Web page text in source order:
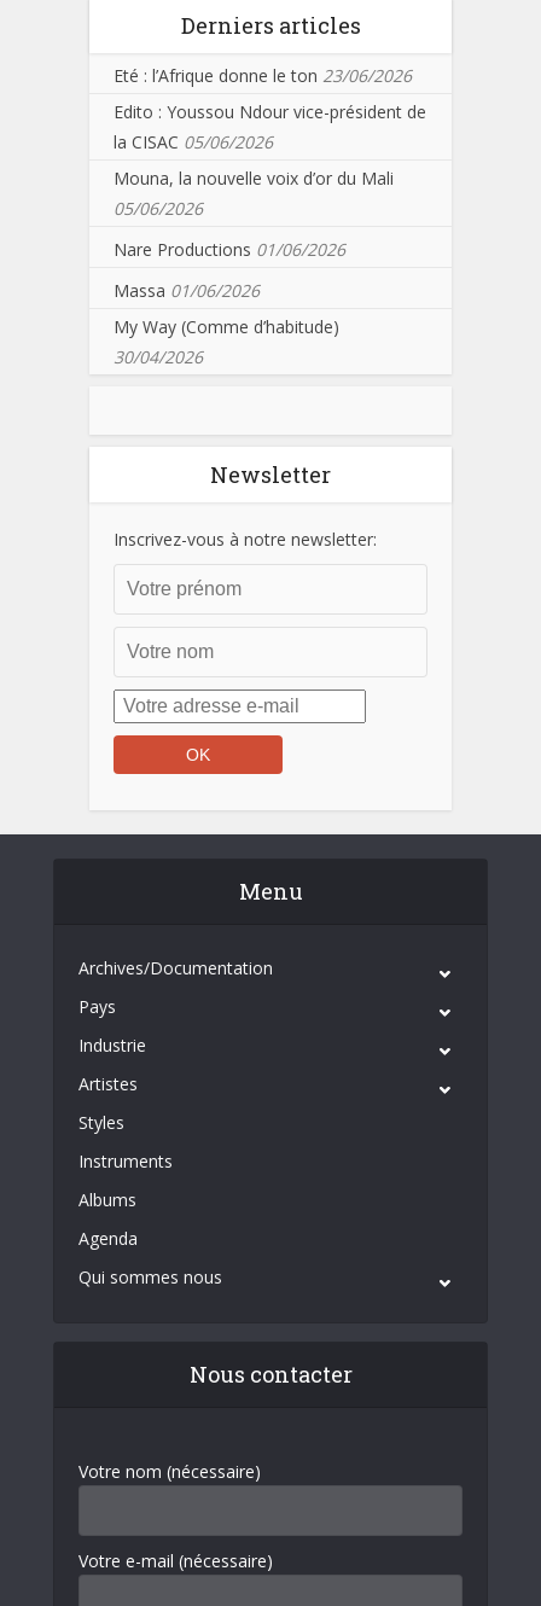
Derniers articles
Eté : l’Afrique donne le ton 23/06/2026
Edito : Youssou Ndour vice-président de
la CISAC 05/06/2026
Mouna, la nouvelle voix d’or du Mali
05/06/2026
Nare Productions 01/06/2026
Massa 01/06/2026
My Way (Comme d’habitude)
30/04/2026
Newsletter
Inscrivez-vous à notre newsletter:
Menu
Archives/Documentation
Pays
Industrie
Artistes
Styles
Instruments
Albums
Agenda
Qui sommes nous
Nous contacter
Votre nom (nécessaire)
Votre e-mail (nécessaire)